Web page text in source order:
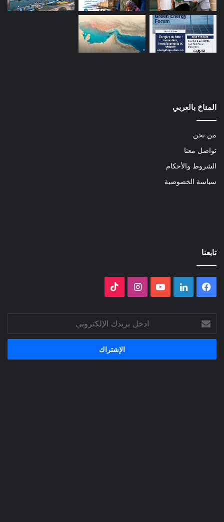
المناخ بالعربي
من نحن
تواصل معنا
الشروط والأحكام
سياسة الخصوصية
تابعنا
فيسبوك لينكدإن ‫YouTubeانستقرام
ادخل
بريدك
الإلكتروني